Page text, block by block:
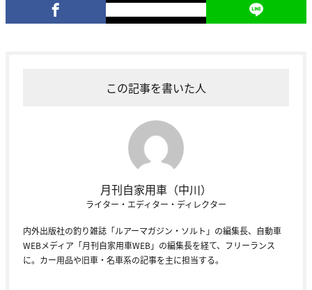
この記事を書いた人
月刊自家用車（中川）
ライター・エディター・ディレクター
内外出版社の釣り雑誌「ルアーマガジン・ソルト」の編集長、自動車
WEBメディア「月刊自家用車WEB」の編集長を経て、フリーランス
に。カー用品や旧車・名車系の記事を主に担当する。